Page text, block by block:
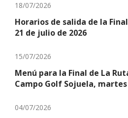
18/07/2026
Horarios de salida de la
21 de julio de 2026
15/07/2026
Menú para la Final de La
Campo Golf Sojuela, martes
04/07/2026